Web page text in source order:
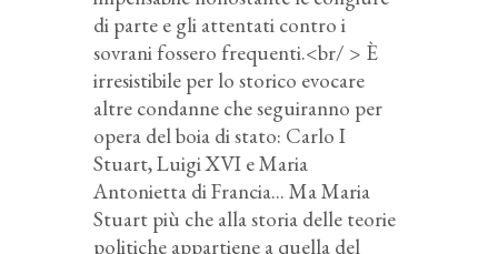
di parte e gli attentati contro i
sovrani fossero frequenti.<br/ > È
irresistibile per lo storico evocare
altre condanne che seguiranno per
opera del boia di stato: Carlo I
Stuart, Luigi XVI e Maria
Antonietta di Francia... Ma Maria
Stuart più che alla storia delle teorie
politiche appartiene a quella del